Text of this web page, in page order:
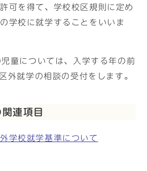
可を得て、学校校区規則に定め
学校に就学することをいいま
童については、入学する年の前
外就学の相談の受付をします。
連項目
学校就学基準について